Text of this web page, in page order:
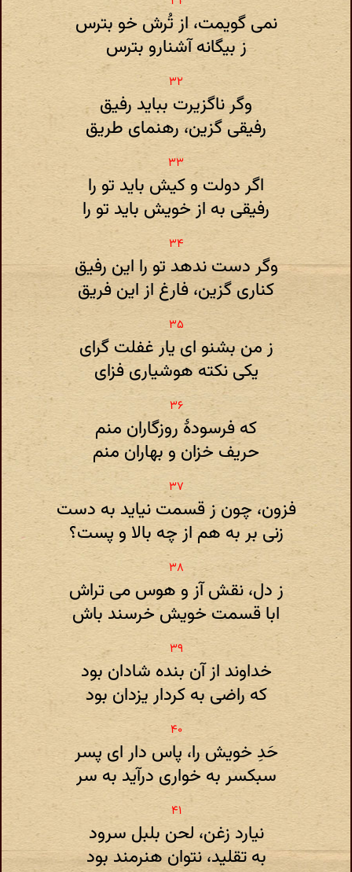
نمی گویمت، از تُرش خو بترس
ز بیگانه آشنارو بترس
وگر ناگزیرت بباید رفیق
رفیقی گزین، رهنمای طریق
اگر دولت و کیش باید تو را
رفیقی به از خویش باید تو را
وگر دست ندهد تو را این رفیق
کناری گزین، فارغ از این فریق
ز من بشنو ای یار غفلت گرای
یکی نکته هوشیاری فزای
که فرسودهٔ روزگاران منم
حریف خزان و بهاران منم
فزون، چون ز قسمت نیاید به دست
زنی بر به هم از چه بالا و پست؟
ز دل، نقش آز و هوس می تراش
ابا قسمت خویش خرسند باش
خداوند از آن بنده شادان بود
که راضی به کردار یزدان بود
حَدِ خویش را، پاس دار ای پسر
سبکسر به خواری درآید به سر
نیارد زغن، لحن بلبل سرود
به تقلید، نتوان هنرمند بود